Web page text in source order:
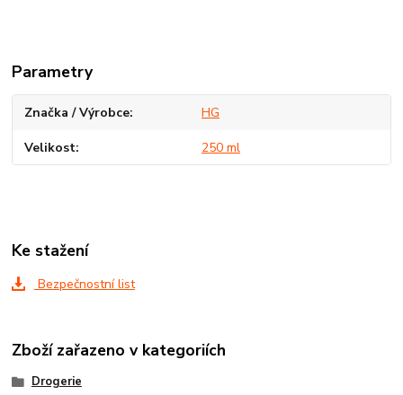
Parametry
Značka / Výrobce HG
Velikost 250 ml
Ke stažení
Bezpečnostní list
Zboží zařazeno v kategoriích
Drogerie